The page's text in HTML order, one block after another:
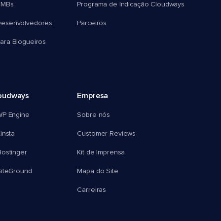
Blogueiros
Programa de Indicação Cloudways
Parceiros
Engine
Empresa
Sobre nós
Customer Reviews
Kit de Imprensa
Mapa do Site
Carreiras